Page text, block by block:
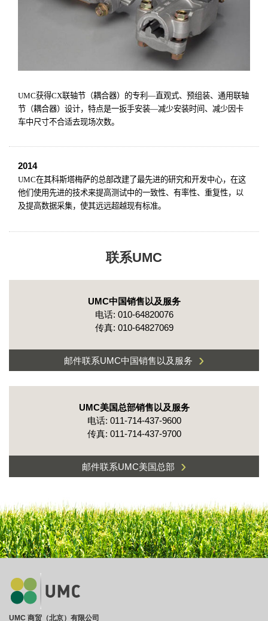
UMC获得CX联轴节（耦合器）的专利 —直观式、预组装、通用联轴
节（耦合器）设计，特点是一扳手安装—减少安装时间、减少因卡
车中尺寸不合适去现场次数。
2014
UMC在其科斯塔梅萨的总部改建了最先进的研究和开发中心，在这
他们使用先进的技术来提高测试中的一致性、有率性、重复性，以
及提高数据采集，使其远远超越现有标准。
联系UMC
UMC中国销售以及服务
电话: 010-64820076
传真: 010-64827069
邮件联系UMC中国销售以及服务 ›
UMC美国总部销售以及服务
电话: 011-714-437-9600
传真: 011-714-437-9700
邮件联系UMC美国总部 ›
UMC 商贸（北京）有限公司